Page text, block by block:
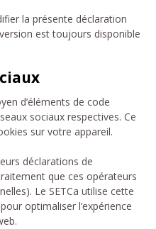
la présente déclaration
est toujours disponible
d’éléments de code
sociaux respectives. Ce
sur votre appareil.
déclarations de
que ces opérateurs
Le SETCa utilise cette
optimaliser l’expérience